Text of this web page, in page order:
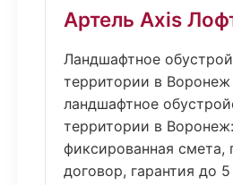
Артель Axis
Ландшафтное
территории в Воронеж
ландшафтное
территории в Воронеж:
фиксированная смета,
договор, гарантия до